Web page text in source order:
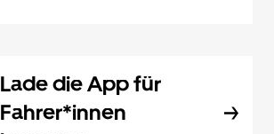
Lade die App für
Fahrer*innen